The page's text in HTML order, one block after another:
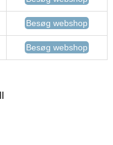
Besøg webshop
Besøg webshop